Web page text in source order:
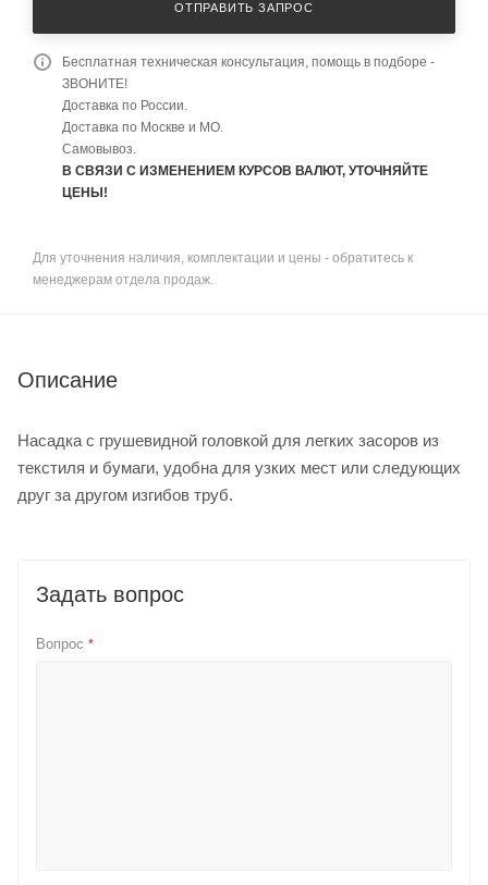
ОТПРАВИТЬ ЗАПРОС
Бесплатная техническая консультация, помощь в подборе -
ЗВОНИТЕ!
Доставка по России.
Доставка по Москве и МО.
Самовывоз.
В СВЯЗИ С ИЗМЕНЕНИЕМ КУРСОВ ВАЛЮТ, УТОЧНЯЙТЕ
ЦЕНЫ!
Для уточнения наличия, комплектации и цены - обратитесь к
менеджерам отдела продаж.
Описание
Насадка с грушевидной головкой для легких засоров из
текстиля и бумаги, удобна для узких мест или следующих
друг за другом изгибов труб.
Задать вопрос
Вопрос *